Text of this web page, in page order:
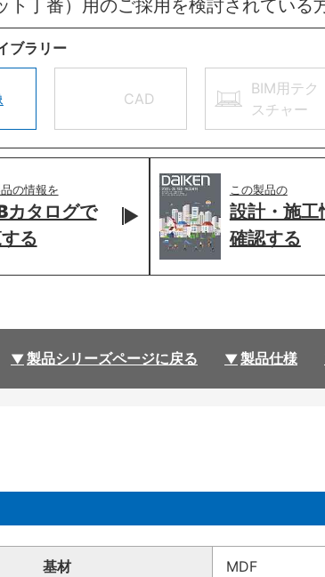
ト丁番）用のご採用を検討されてい
ブラリー
CAD
BIM用テク
スチャー
の情報を
カタログで
る
この製品の
設計・施工
確認する
製品シリーズページに戻る 製品仕様
基材 MDF